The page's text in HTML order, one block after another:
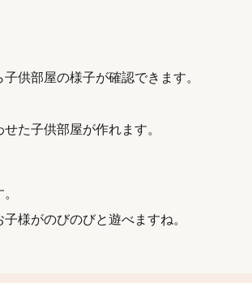
供部屋の様子が確認できます。
た子供部屋が作れます。
様がのびのびと遊べますね。